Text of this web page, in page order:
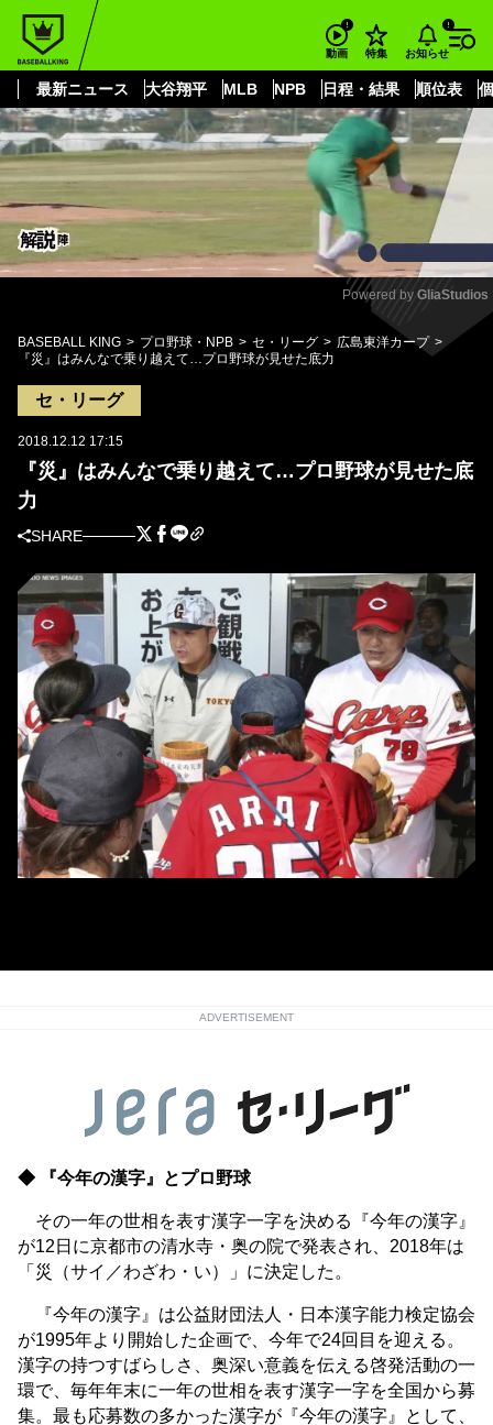
動画 特集 お知らせ
最新ニュース 大谷翔平 MLB NPB 日程・結果 順位表
もっと見る
Mute
Powered by GliaStudios
BASEBALL KING プロ野球・NPB セ・リーグ
広島東洋カープ
『災』はみんなで乗り越えて…プロ野球が見せた底力
セ・リーグ
2018.12.12 17:15
『災』はみんなで乗り越えて…プロ野球が見せた底
力
SHARE
ADVERTISEMENT
◆ 『今年の漢字』とプロ野球
その一年の世相を表す漢字一字を決める『今年の漢字』
が12日に京都市の清水寺・奥の院で発表され、2018年は
「災（サイ／わざわ・い）」に決定した。
『今年の漢字』は公益財団法人・日本漢字能力検定協会
が1995年より開始した企画で、今年で24回目を迎える。
漢字の持つすばらしさ、奥深い意義を伝える啓発活動の一
環で、毎年年末に一年の世相を表す漢字一字を全国から募
集。最も応募数の多かった漢字が『今年の漢字』として、